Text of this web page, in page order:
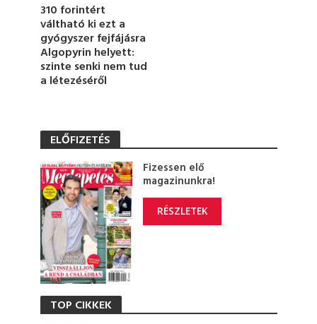
s
310 forintért
váltható ki ezt a
gyógyszer fejfájásra
Algopyrin helyett:
szinte senki nem tud
a létezéséről
ELŐFIZETÉS
Fizessen elő
magazinunkra!
RÉSZLETEK
TOP CIKKEK